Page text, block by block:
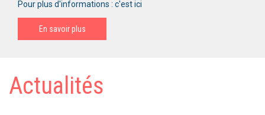
Pour plus d'informations : c'est ici
En savoir plus
Actualités